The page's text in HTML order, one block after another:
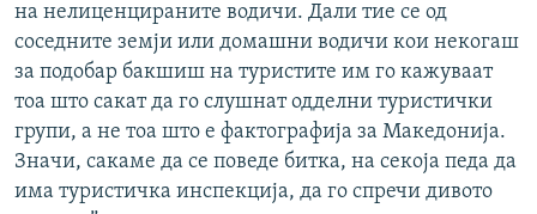
на нелиценцираните водичи. Дали тие се од
соседните земји или домашни водичи кои некогаш
за подобар бакшиш на туристите им го кажуваат
тоа што сакат да го слушнат одделни туристички
групи, а не тоа што е фактографија за Македонија.
Значи, сакаме да се поведе битка, на секоја педа да
има туристичка инспекција, да го спречи дивото